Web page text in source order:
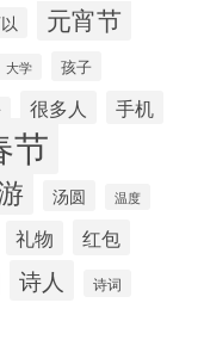
元宵节
大学 孩子
很多人 手机
节
汤圆 温度
礼物 红包
诗人 诗词